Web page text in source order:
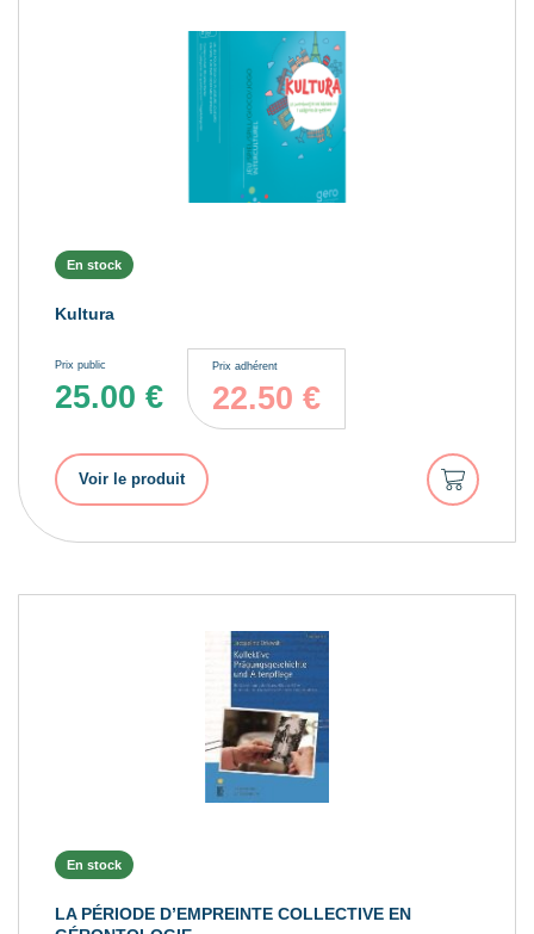
En stock
Kultura
Prix public
25.00 €
Prix adhérent
22.50 €
Voir le produit
Ajouter
au
panier
En stock
LA PÉRIODE D’EMPREINTE COLLECTIVE EN